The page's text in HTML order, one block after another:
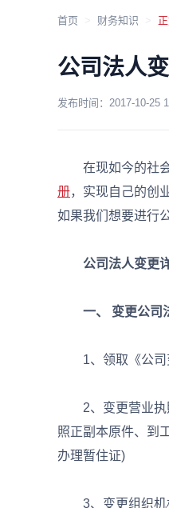
首页 财务知识
公司法人
发布时间： 2017-10-25
在现如今的社会
册，实现自己的创
如果我们想要进行
公司法人变更
一、 变更公司法
1、领取《公司
2、变更营业执照
照正副本原件、到
办理暂住证)
3、变更组织机构